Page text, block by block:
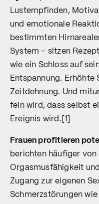
Lustempfinden,
und emotionale
bestimmten
System – sitzen
wie ein Schloss auf
Entspannung. Erhöhte
Zeitdehnung. Und
fein wird, dass selbst
Ereignis wird.[1]
Frauen profitieren
berichten häufiger
Orgasmusfähigkeit
Zugang zur eigenen
Schmerzstörungen wie